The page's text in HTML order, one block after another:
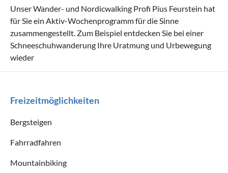
Unser Wander- und Nordicwalking Profi Pius Feurstein hat
für Sie ein Aktiv-Wochenprogramm für die Sinne
zusammengestellt. Zum Beispiel entdecken Sie bei einer
Schneeschuhwanderung Ihre Uratmung und Urbewegung
wieder
Freizeitmöglichkeiten
Bergsteigen
Fahrradfahren
Mountainbiking